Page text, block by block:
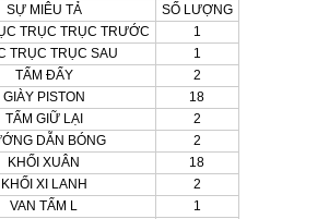
SỰ MIÊU TẢ
SỐ LƯỢNG
TRỤC TRỤC TRƯỚC 1
TRỤC TRỤC SAU
1
TẤM ĐẨY
2
GIÀY PISTON
18
TẤM GIỮ LẠI
2
DẪN BÓNG
2
KHỐI XUÂN
18
KHỐI XI LANH
2
VAN TẤM L
1